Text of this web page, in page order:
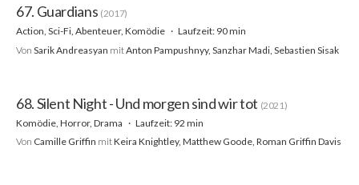
67. Guardians (2017)
Action, Sci-Fi, Abenteuer, Komödie
Laufzeit: 90 min
Von Sarik Andreasyan mitAnton Pampushnyy, Sanzhar Madi, Sebastien Sisak
68. Silent Night - Und morgen sind wir tot (2021)
Komödie, Horror, Drama
Laufzeit: 92 min
Von Camille Griffin mitKeira Knightley, Matthew Goode, Roman Griffin Davis